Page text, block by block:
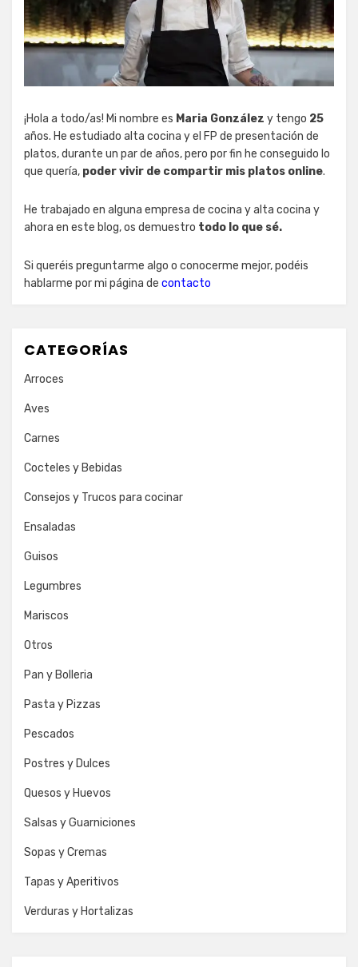
¡Hola a todo/as! Mi nombre es Maria González y tengo 25
años. He estudiado alta cocina y el FP de presentación de
platos, durante un par de años, pero por fin he conseguido lo
que quería, poder vivir de compartir mis platos online.
He trabajado en alguna empresa de cocina y alta cocina y
ahora en este blog, os demuestro todo lo que sé.
Si queréis preguntarme algo o conocerme mejor, podéis
hablarme por mi página de contacto
CATEGORÍAS
Arroces
Aves
Carnes
Cocteles y Bebidas
Consejos y Trucos para cocinar
Ensaladas
Guisos
Legumbres
Mariscos
Otros
Pan y Bolleria
Pasta y Pizzas
Pescados
Postres y Dulces
Quesos y Huevos
Salsas y Guarniciones
Sopas y Cremas
Tapas y Aperitivos
Verduras y Hortalizas